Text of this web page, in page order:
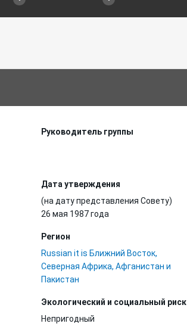
Руководитель группы
Дата утверждения
(на дату представления Совету)
26 мая 1987 года
Регион
Russian it is Ближний Восток,
Северная Африка, Афганистан и
Пакистан
Экологический и социальный риск
Непригодный